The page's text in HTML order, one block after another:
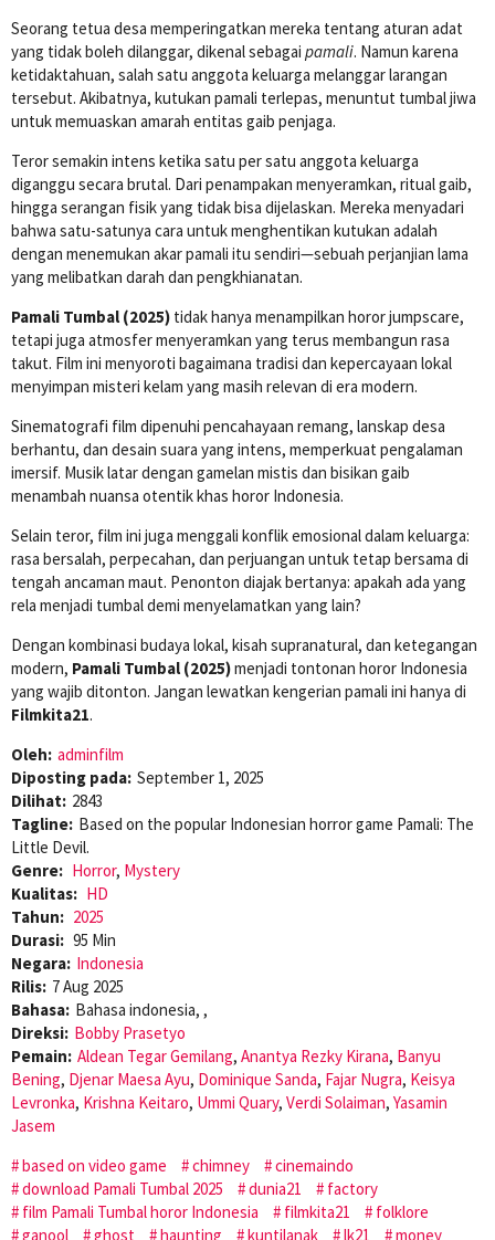
Seorang tetua desa memperingatkan mereka tentang aturan adat
yang tidak boleh dilanggar, dikenal sebagai pamali. Namun karena
ketidaktahuan, salah satu anggota keluarga melanggar larangan
tersebut. Akibatnya, kutukan pamali terlepas, menuntut tumbal jiwa
untuk memuaskan amarah entitas gaib penjaga.
Teror semakin intens ketika satu per satu anggota keluarga
diganggu secara brutal. Dari penampakan menyeramkan, ritual gaib,
hingga serangan fisik yang tidak bisa dijelaskan. Mereka menyadari
bahwa satu-satunya cara untuk menghentikan kutukan adalah
dengan menemukan akar pamali itu sendiri—sebuah perjanjian lama
yang melibatkan darah dan pengkhianatan.
Pamali Tumbal (2025) tidak hanya menampilkan horor jumpscare,
tetapi juga atmosfer menyeramkan yang terus membangun rasa
takut. Film ini menyoroti bagaimana tradisi dan kepercayaan lokal
menyimpan misteri kelam yang masih relevan di era modern.
Sinematografi film dipenuhi pencahayaan remang, lanskap desa
berhantu, dan desain suara yang intens, memperkuat pengalaman
imersif. Musik latar dengan gamelan mistis dan bisikan gaib
menambah nuansa otentik khas horor Indonesia.
Selain teror, film ini juga menggali konflik emosional dalam keluarga:
rasa bersalah, perpecahan, dan perjuangan untuk tetap bersama di
tengah ancaman maut. Penonton diajak bertanya: apakah ada yang
rela menjadi tumbal demi menyelamatkan yang lain?
Dengan kombinasi budaya lokal, kisah supranatural, dan ketegangan
modern, Pamali Tumbal (2025)menjadi tontonan horor Indonesia
yang wajib ditonton. Jangan lewatkan kengerian pamali ini hanya di
Filmkita21.
Oleh: adminfilm
Diposting pada: September 1, 2025
Dilihat: 2843
Tagline: Based on the popular Indonesian horror game Pamali: The
Little Devil.
Genre: Horror, Mystery
Kualitas: HD
Tahun: 2025
Durasi: 95 Min
Negara: Indonesia
Rilis: 7 Aug 2025
Bahasa: Bahasa indonesia, ,
Direksi: Bobby Prasetyo
Pemain: Aldean Tegar Gemilang, Anantya Rezky Kirana, Banyu
Bening, Djenar Maesa Ayu, Dominique Sanda, Fajar Nugra, Keisya
Levronka, Krishna Keitaro, Ummi Quary, Verdi Solaiman, Yasamin
Jasem
based on video game
chimney
cinemaindo
download Pamali Tumbal 2025
dunia21
factory
film Pamali Tumbal horor Indonesia
filmkita21
folklore
ganool
ghost haunting kuntilanak lk21 money